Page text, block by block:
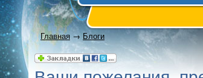
Главная→Блоги